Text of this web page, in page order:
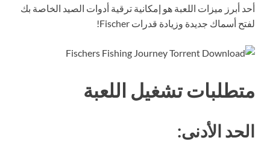
أحد أبرز ميزات اللعبة هو إمكانية ترقية أدوات الصيد الخاصة بك
لفتح أسماك جديدة وزيادة قدرات Fischer!
متطلبات تشغيل اللعبة
الحد الأدنى: